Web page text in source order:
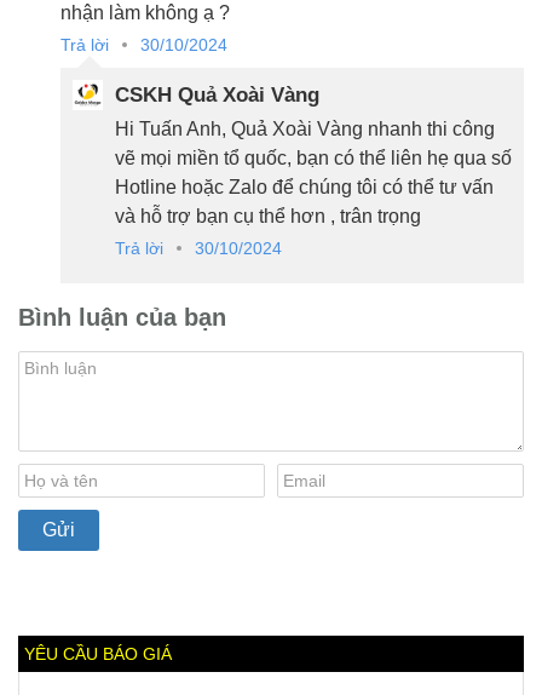
nhận làm không ạ ?
Trả lời 30/10/2024
CSKH Quả Xoài Vàng
Hi Tuấn Anh, Quả Xoài Vàng nhanh thi công
vẽ mọi miền tổ quốc, bạn có thể liên hẹ qua số
Hotline hoặc Zalo để chúng tôi có thể tư vấn
và hỗ trợ bạn cụ thể hơn , trân trọng
Trả lời 30/10/2024
Bình luận của bạn
YÊU CẦU BÁO GIÁ